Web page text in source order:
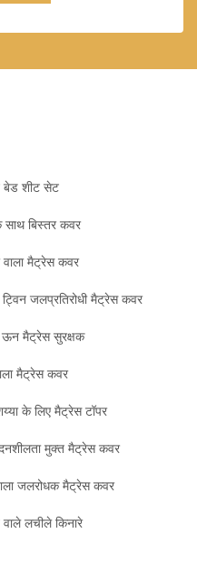
बेड शीट सेट
साथ बिस्तर कवर
वाला मैट्रेस कवर
ट्विन जलप्रतिरोधी मैट्रेस कवर
ऊन मैट्रेस सुरक्षक
मैट्रेस कवर
के लिए मैट्रेस टॉपर
मुक्त मैट्रेस कवर
जलरोधक मैट्रेस कवर
वाले लचीले किनारे